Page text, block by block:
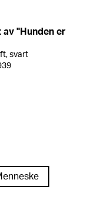
av "Hunden er
svart